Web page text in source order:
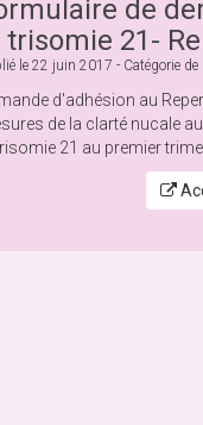
de
trisomie 21-
le 22 juin 2017 - Catégorie
d'adhésion au
de la clarté nucale
21 au premier